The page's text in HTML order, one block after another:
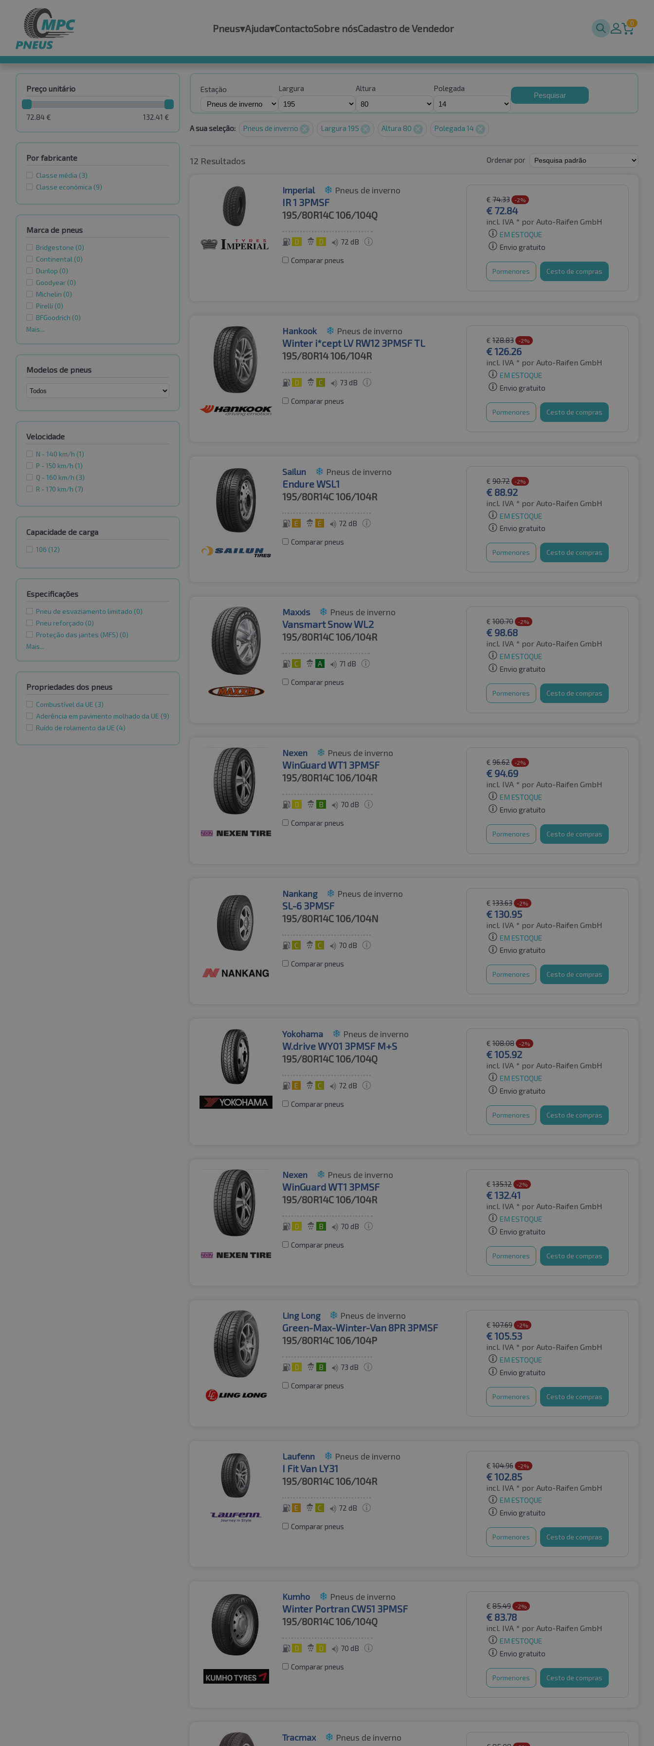
Pneus▾Ajuda▾ContactoSobre nósCadastro de Vendedor 0
Preço unitário
132.41 €
72.84 €
Por fabricante
Classe média (3)
Classe económica (9)
Marca de pneus
Bridgestone (0)
Continental (0)
Dunlop (0)
Goodyear (0)
Michelin (0)
Pirelli (0)
BFGoodrich (0)
Mais...
Modelos de pneus
Velocidade
N - 140 km/h (1)
P - 150 km/h (1)
Q - 160 km/h (3)
R - 170 km/h (7)
Capacidade de carga
106 (12)
Especificações
Pneu de esvaziamento limitado (0)
Pneu reforçado (0)
Proteção das jantes (MFS) (0)
Mais...
Propriedades dos pneus
Combustível da UE (3)
Aderência em pavimento molhado da UE (9)
Ruído de rolamento da UE (4)
Estação Largura Altura Polegada
Pesquisar
A sua seleção: Pneus de inverno Largura 195 Altura 80 Polegada 14
12 Resultados Ordenar por
Imperial Pneus de inverno
IR 1 3PMSF
195/80R14C106/104Q
D D 72 dB
Comparar pneus
€ 74.33 -2%
€ 72.84
incl. IVA * por Auto-Raifen GmbH
EM ESTOQUE
Envio gratuito
Pormenores Cesto de compras
Hankook Pneus de inverno
Winter i*cept LV RW12 3PMSF TL
195/80R14106/104R
D C 73 dB
Comparar pneus
€ 128.83 -2%
€126.26
incl. IVA * por Auto-Raifen GmbH
EM ESTOQUE
Envio gratuito
Pormenores Cesto de compras
Sailun Pneus de inverno
Endure WSL1
195/80R14C106/104R
E E 72 dB
Comparar pneus
€ 90.72 -2%
€ 88.92
incl. IVA * por Auto-Raifen GmbH
EM ESTOQUE
Envio gratuito
Pormenores Cesto de compras
Maxxis Pneus de inverno
Vansmart Snow WL2
195/80R14C106/104R
C A 71 dB
Comparar pneus
€ 100.70 -2%
€ 98.68
incl. IVA * por Auto-Raifen GmbH
EM ESTOQUE
Envio gratuito
Pormenores Cesto de compras
Nexen Pneus de inverno
WinGuard WT1 3PMSF
195/80R14C106/104R
D B 70 dB
Comparar pneus
€ 96.62 -2%
€ 94.69
incl. IVA * por Auto-Raifen GmbH
EM ESTOQUE
Envio gratuito
Pormenores Cesto de compras
Nankang Pneus de inverno
SL-6 3PMSF
195/80R14C106/104N
C C 70 dB
Comparar pneus
€ 133.63 -2%
€130.95
incl. IVA * por Auto-Raifen GmbH
EM ESTOQUE
Envio gratuito
Pormenores Cesto de compras
Yokohama Pneus de inverno
W.drive WY01 3PMSF M+S
195/80R14C106/104Q
E C 72 dB
Comparar pneus
€ 108.08 -2%
€105.92
incl. IVA * por Auto-Raifen GmbH
EM ESTOQUE
Envio gratuito
Pormenores Cesto de compras
Nexen Pneus de inverno
WinGuard WT1 3PMSF
195/80R14C106/104R
D B 70 dB
Comparar pneus
€ 135.12 -2%
€132.41
incl. IVA * por Auto-Raifen GmbH
EM ESTOQUE
Envio gratuito
Pormenores Cesto de compras
Ling Long Pneus de inverno
Green-Max-Winter-Van 8PR 3PMSF
195/80R14C106/104P
D B 73 dB
Comparar pneus
€ 107.69 -2%
€105.53
incl. IVA * por Auto-Raifen GmbH
EM ESTOQUE
Envio gratuito
Pormenores Cesto de compras
Laufenn Pneus de inverno
I Fit Van LY31
195/80R14C106/104R
E C 72 dB
Comparar pneus
€ 104.96 -2%
€102.85
incl. IVA * por Auto-Raifen GmbH
EM ESTOQUE
Envio gratuito
Pormenores Cesto de compras
Kumho Pneus de inverno
Winter Portran CW51 3PMSF
195/80R14C106/104Q
D D 70 dB
Comparar pneus
€ 85.49 -2%
€ 83.78
incl. IVA * por Auto-Raifen GmbH
EM ESTOQUE
Envio gratuito
Pormenores Cesto de compras
Tracmax Pneus de inverno